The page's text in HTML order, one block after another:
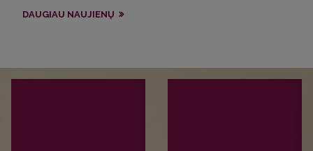
DAUGIAU NAUJIENŲ